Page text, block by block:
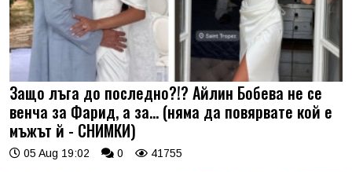
Защо лъга до последно?!? Айлин Бобева не се
венча за Фарид, а за... (няма да повярвате кой е
мъжът й - СНИМКИ)
05 Aug 19:02 0 41755